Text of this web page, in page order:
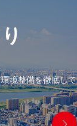
境整備を徹底して